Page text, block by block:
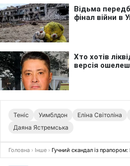
Теніс Уимблдон Еліна Світоліна
Даяна Ястремська
Головна › Інше › Гучний скандал із прапором: